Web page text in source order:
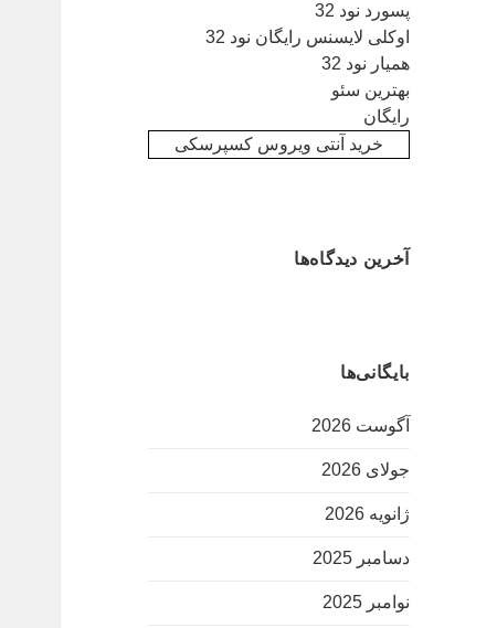
پسورد نود 32
اوکلی لایسنس رایگان نود 32
همیار نود 32
بهترین سئو
رایگان
خرید آنتی ویروس کسپرسکی
آخرین دیدگاه‌ها
بایگانی‌ها
آگوست 2026
جولای 2026
ژانویه 2026
دسامبر 2025
نوامبر 2025